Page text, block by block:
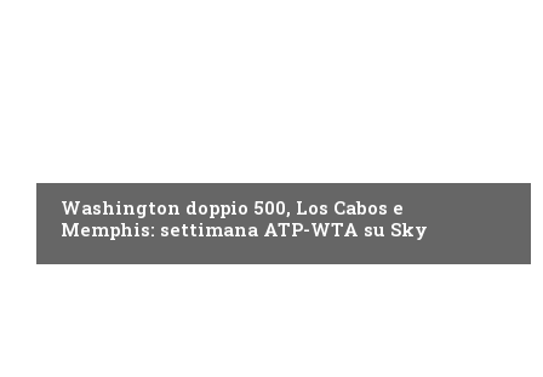
Washington doppio 500, Los Cabos e
Memphis: settimana ATP-WTA su Sky